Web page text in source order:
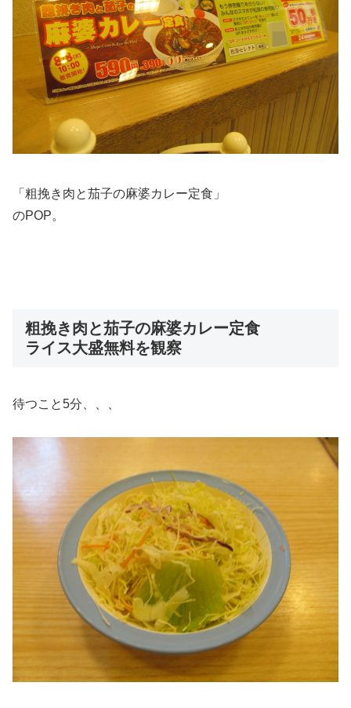
「粗挽き肉と茄子の麻婆カレー定食」
のPOP。
粗挽き肉と茄子の麻婆カレー定食
ライス大盛無料を観察
待つこと5分、、、